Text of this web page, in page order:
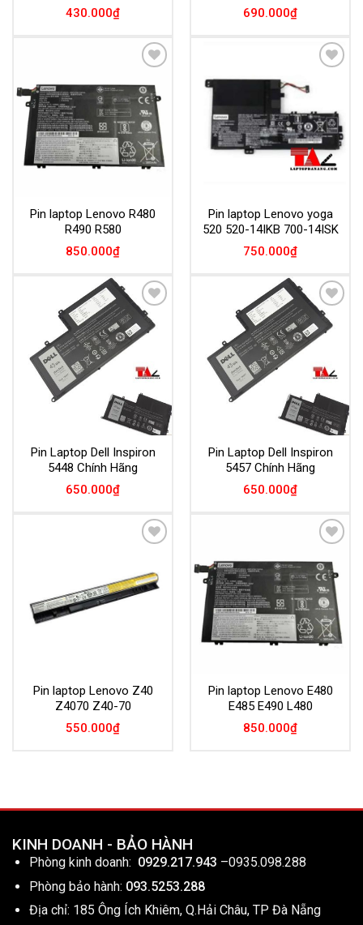
430.000₫
690.000₫
Wishlist
Pin laptop Lenovo R480
R490 R580
850.000₫
Wishlist
Pin laptop Lenovo yoga
520 520-14IKB 700-14ISK
750.000₫
Add to
Wishlist
Pin Laptop Dell Inspiron
5448 Chính Hãng
650.000₫
Add to
Wishlist
Pin Laptop Dell Inspiron
5457 Chính Hãng
650.000₫
Pin laptop Lenovo Z40
Z4070 Z40-70
550.000₫
Wishlist
Pin laptop Lenovo E480
E485 E490 L480
850.000₫
KINH DOANH - BẢO HÀNH
Phòng kinh doanh: 0929.217.943 –0935.098.288
Phòng bảo hành: 093.5253.288
Địa chỉ: 185 Ông Ích Khiêm, Q.Hải Châu, TP Đà Nẵng